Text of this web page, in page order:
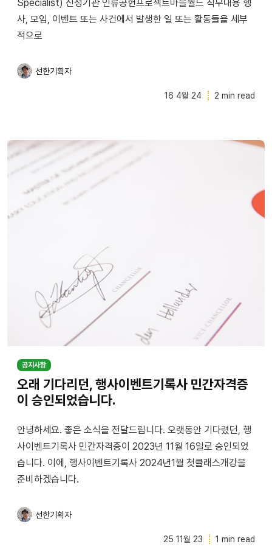
Specialist) 신청기관 인류공헌프로젝트마을월드 직무내용 행
사, 모임, 이벤트 또는 사건에서 발생한 일 또는 활동들을 세부
적으로
선한기획자
16 4월 24 2 min read
공지사항
오래 기다리던, 행사이벤트기록사 민간자격증
이 승인되었습니다.
안녕하세요. 좋은 소식을 전달드립니다. 오랫동안 기다렸던, 행
사이벤트기록사 민간자격증이 2023년 11월 16일로 승인되었
습니다. 이에, 행사이벤트기록사 2024년1월 첫클래스개강을
준비하겠습니다.
선한기획자
25 11월 23 1 min read